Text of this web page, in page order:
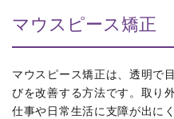
マウスピース矯正
マウスピース矯正は、透明で
びを改善する方法です。取り
仕事や日常生活に支障が出に